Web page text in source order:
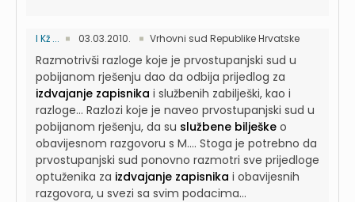
I Kž ... 03.03.2010. Vrhovni sud Republike Hrvatske
Razmotrivši razloge koje je prvostupanjski sud u
pobijanom rješenju dao da odbija prijedlog za
izdvajanje zapisnika i službenih zabilješki, kao i
razloge... Razlozi koje je naveo prvostupanjski sud u
pobijanom rješenju, da su službene bilješke o
obavijesnom razgovoru s M.... Stoga je potrebno da
prvostupanjski sud ponovno razmotri sve prijedloge
optuženika za izdvajanje zapisnika i obavijesnih
razgovora, u svezi sa svim podacima...